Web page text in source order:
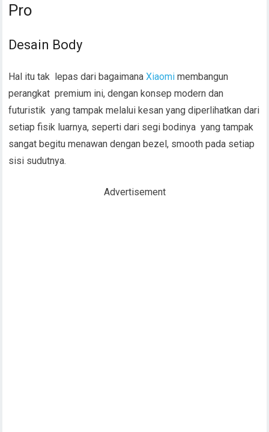
Pro
Desain Body
Hal itu tak lepas dari bagaimanaXiaomi membangun
perangkat premium ini, dengan konsep modern dan
futuristik yang tampak melalui kesan yang diperlihatkan dari
setiap fisik luarnya, seperti dari segi bodinya yang tampak
sangat begitu menawan dengan bezel, smooth pada setiap
sisi sudutnya.
Advertisement